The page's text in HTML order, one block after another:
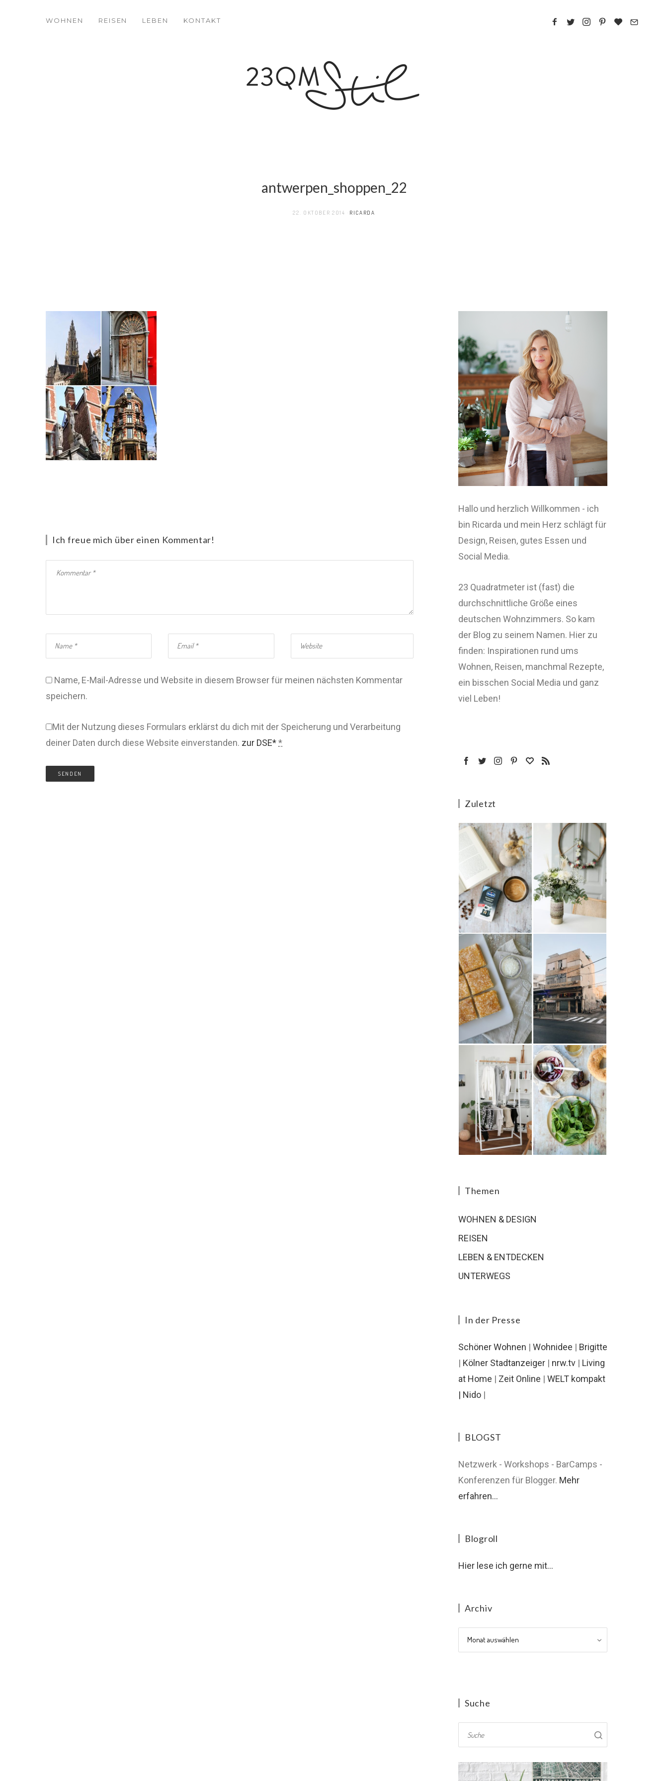
WOHNEN REISEN LEBEN KONTAKT
antwerpen_shoppen_22
22. OKTOBER 2014 RICARDA
Ich freue mich über einen Kommentar!
Name, E-Mail-Adresse und Website in diesem Browser für meinen nächsten Kommentar
speichern.
Mit der Nutzung dieses Formulars erklärst du dich mit der Speicherung und Verarbeitung
deiner Daten durch diese Website einverstanden. zur DSE**
Hallo und herzlich Willkommen - ich
bin Ricarda und mein Herz schlägt für
Design, Reisen, gutes Essen und
Social Media.
23 Quadratmeter ist (fast) die
durchschnittliche Größe eines
deutschen Wohnzimmers. So kam
der Blog zu seinem Namen. Hier zu
finden: Inspirationen rund ums
Wohnen, Reisen, manchmal Rezepte,
ein bisschen Social Media und ganz
viel Leben!
Zuletzt
Themen
WOHNEN & DESIGN
REISEN
LEBEN & ENTDECKEN
UNTERWEGS
In der Presse
Schöner Wohnen | Wohnidee | Brigitte
| Kölner Stadtanzeiger | nrw.tv | Living
at Home | Zeit Online | WELT kompakt
| Nido |
BLOGST
Netzwerk - Workshops - BarCamps -
Konferenzen für Blogger. Mehr
erfahren...
Blogroll
Hier lese ich gerne mit...
Archiv
Archiv
Suche